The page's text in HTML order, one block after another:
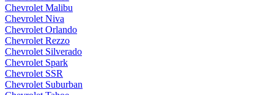
Chevrolet Malibu
Chevrolet Niva
Chevrolet Orlando
Chevrolet Rezzo
Chevrolet Silverado
Chevrolet Spark
Chevrolet SSR
Chevrolet Suburban